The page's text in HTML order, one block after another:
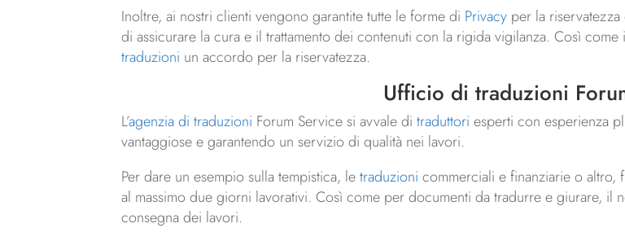
Inoltre, ai nostri clienti vengono garantite tutte le forme di Privacy per la
di assicurare la cura e il trattamento dei contenuti con la rigida vigilanza. Così
traduzioni un accordo per la riservatezza.
Ufficio di traduzioni
L’agenzia di traduzioni Forum Service si avvale ditraduttori esperti con esperienza
vantaggiose e garantendo un servizio di qualità nei lavori.
Per dare un esempio sulla tempistica, letraduzioni commerciali e finanziarie o
al massimo due giorni lavorativi. Così come per documenti da tradurre e giurare, il
consegna dei lavori.